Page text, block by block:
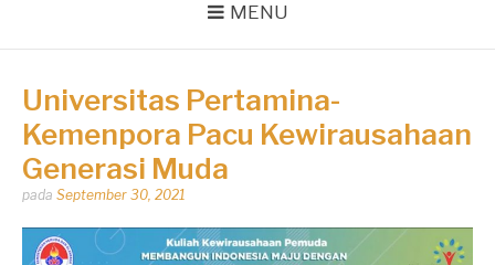
MENU
Universitas Pertamina-
Kemenpora Pacu Kewirausahaan
Generasi Muda
Dipos
Dhirga
Erlangga
pada September 30, 2021